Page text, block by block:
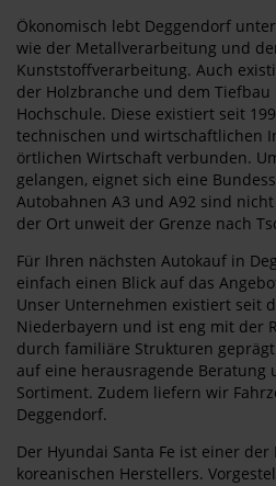
Ökonomisch lebt Deggendorf
wie der Metallverarbeitung und
Kunststoffverarbeitung. Auch
der Holzbranche und dem
Hochschule. Diese existiert seit
technischen und wirtschaftlichen
örtlichen Wirtschaft verbunden.
gelangen, eignet sich eine
Autobahnen A3 und A92 sind
der Ort unweit der Grenze nach
Für Ihren nächsten Autokauf in
einfach einen Blick auf das
Unser Unternehmen existiert seit
Niederbayern und ist eng mit der
durch familiäre Strukturen
auf eine herausragende Beratung
Sortiment. Zudem liefern wir
Deggendorf.
Der Hyundai Santa Fe ist einer
koreanischen Herstellers.